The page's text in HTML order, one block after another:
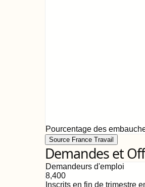
Pourcentage des
Source France Travail
Demandes et
Demandeurs d'emploi
8,400
Inscrits en fin de trimestre